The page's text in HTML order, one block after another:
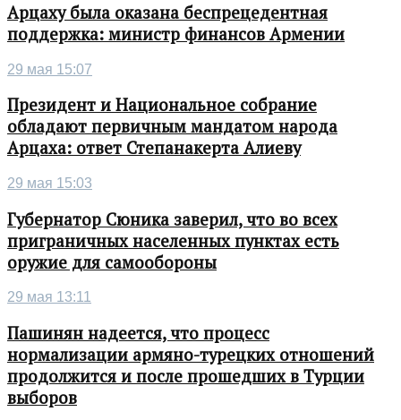
Арцаху была оказана беспрецедентная
поддержка: министр финансов Армении
29 мая 15:07
Президент и Национальное собрание
обладают первичным мандатом народа
Арцаха: ответ Степанакерта Алиеву
29 мая 15:03
Губернатор Сюника заверил, что во всех
приграничных населенных пунктах есть
оружие для самообороны
29 мая 13:11
Пашинян надеется, что процесс
нормализации армяно-турецких отношений
продолжится и после прошедших в Турции
выборов